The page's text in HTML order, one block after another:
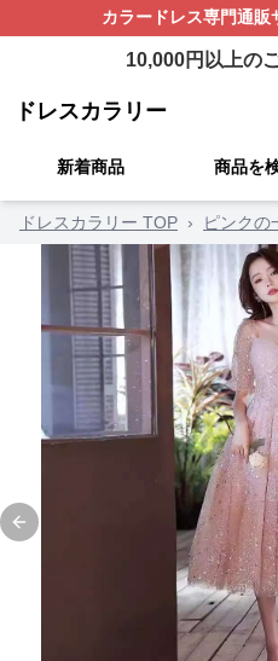
カラードレス専門通販
10,000円以上の
ドレスカラリー
新着商品 商品を
ドレスカラリー TOP › ピンクの
Previous slide